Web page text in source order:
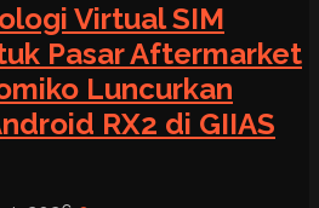
Virtual SIM
Pasar Aftermarket
Luncurkan
RX2 di GIIAS